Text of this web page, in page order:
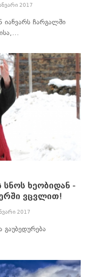
2017
ჩარგალში
ხეობიდან -
ვცვლით!
2017